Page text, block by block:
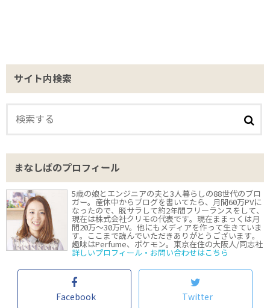
サイト内検索
まなしばのプロフィール
5歳の娘とエンジニアの夫と3人暮らしの88世代のブロ
ガー。産休中からブログを書いてたら、月間60万PVに
なったので、脱サラして約2年間フリーランスをして、
現在は株式会社クリモの代表です。現在ままっくは月
間20万〜30万PV。他にもメディアを作って生きていま
す。ここまで読んでいただきありがとうございます。
趣味はPerfume、ポケモン。東京在住の大阪人/同志社
詳しいプロフィール・お問い合わせはこちら
Facebook Twitter